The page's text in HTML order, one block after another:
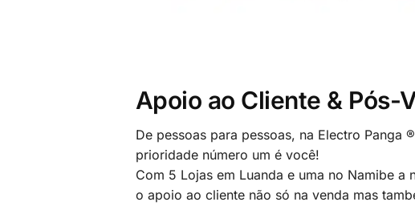
Apoio ao Cliente & Pós-
De pessoas para pessoas, na Electro Panga
prioridade número um é você!
Com 5 Lojas em Luanda e uma no Namibe a
o apoio ao cliente não só na venda mas